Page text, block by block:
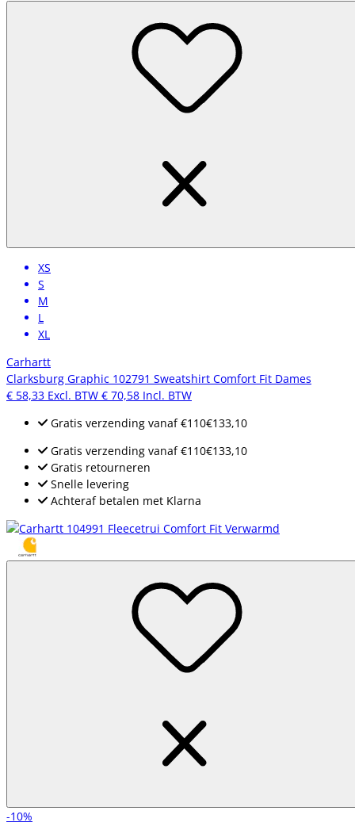
XS
S
M
L
XL
Carhartt
Clarksburg Graphic 102791 Sweatshirt Comfort Fit Dames
€ 58,33 Excl. BTW € 70,58 Incl. BTW
Gratis verzending vanaf€110€133,10
Gratis verzending vanaf€110€133,10
Gratis retourneren
Snelle levering
Achteraf betalen met Klarna
-10%